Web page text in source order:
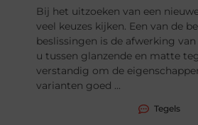
Bij het uitzoeken van een
veel keuzes kijken. Een van de
beslissingen is de afwerking
u tussen glanzende en matte
verstandig om de
varianten goed ...
Tegels